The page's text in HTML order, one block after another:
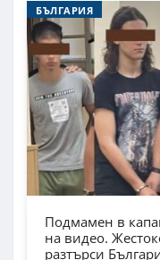
БЪЛГАРИЯ
Подмамен в
на видео.
разтърси